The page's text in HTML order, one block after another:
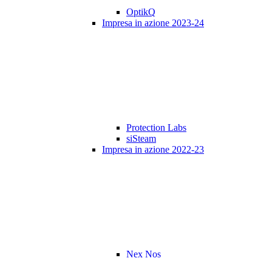
OptikQ
Impresa in azione 2023-24
Protection Labs
siSteam
Impresa in azione 2022-23
Nex Nos